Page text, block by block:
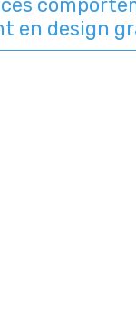
en design